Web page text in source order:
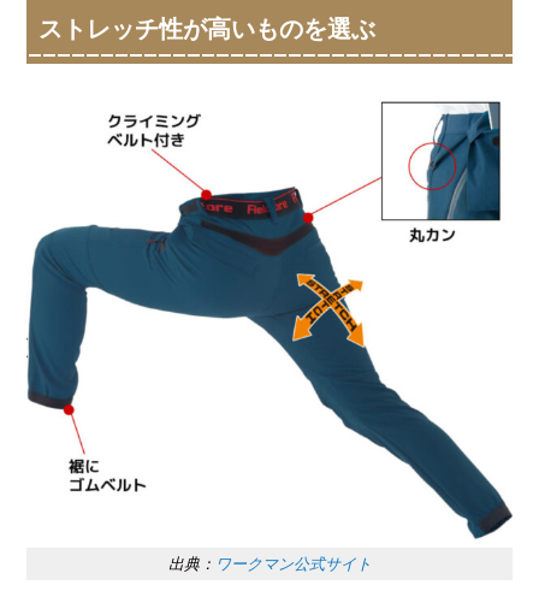
ストレッチ性が高いものを選ぶ
出典： ワークマン公式サイト